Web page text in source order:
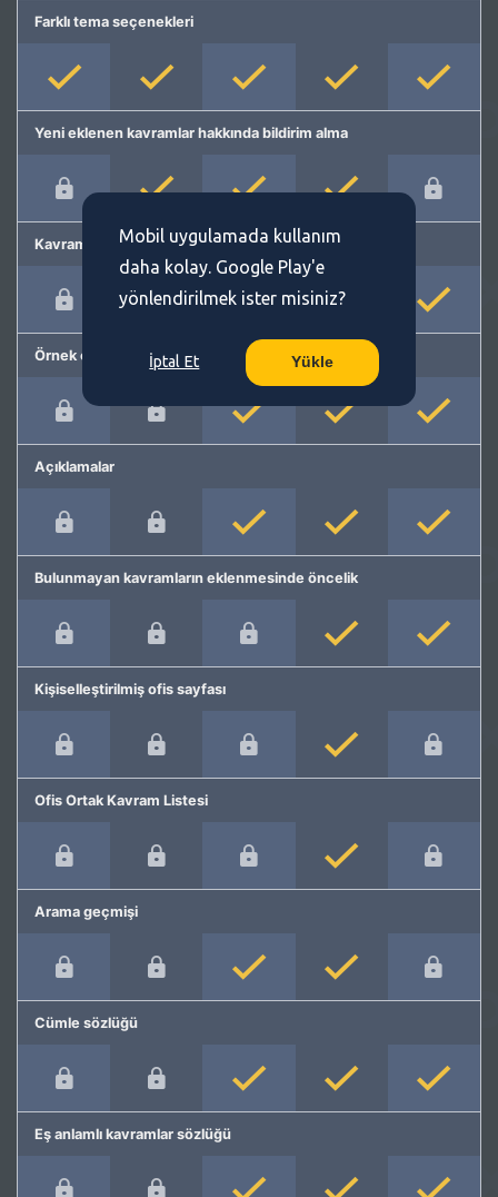
Farklı tema seçenekleri
Yeni eklenen kavramlar hakkında bildirim alma
Kavram önerme
Örnek cümleler
Açıklamalar
Bulunmayan kavramların eklenmesinde öncelik
Kişiselleştirilmiş ofis sayfası
Ofis Ortak Kavram Listesi
Arama geçmişi
Cümle sözlüğü
Eş anlamlı kavramlar sözlüğü
Mobil uygulamada kullanım
daha kolay. Google Play'e
yönlendirilmek ister misiniz?
İptal Et Yükle